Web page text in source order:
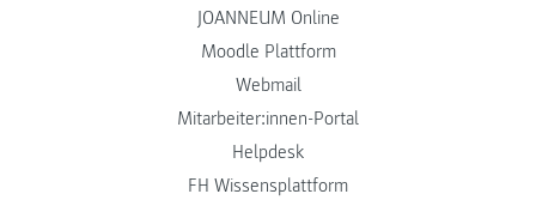
JOANNEUM Online
Moodle Plattform
Webmail
Mitarbeiter:innen-Portal
Helpdesk
FH Wissensplattform